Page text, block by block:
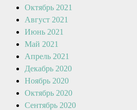
Октябрь 2021
Август 2021
Июнь 2021
Май 2021
Апрель 2021
Декабрь 2020
Ноябрь 2020
Октябрь 2020
Сентябрь 2020